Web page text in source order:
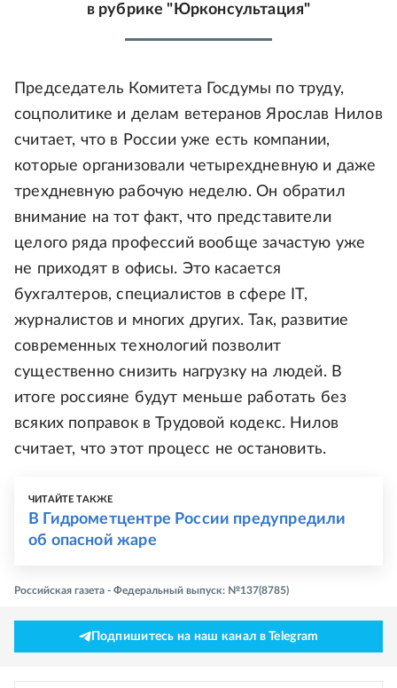
в рубрике "Юрконсультация"
Председатель Комитета Госдумы по труду,
соцполитике и делам ветеранов Ярослав Нилов
считает, что в России уже есть компании,
которые организовали четырехдневную и даже
трехдневную рабочую неделю. Он обратил
внимание на тот факт, что представители
целого ряда профессий вообще зачастую уже
не приходят в офисы. Это касается
бухгалтеров, специалистов в сфере IT,
журналистов и многих других. Так, развитие
современных технологий позволит
существенно снизить нагрузку на людей. В
итоге россияне будут меньше работать без
всяких поправок в Трудовой кодекс. Нилов
считает, что этот процесс не остановить.
ЧИТАЙТЕ ТАКЖЕ
В Гидрометцентре России предупредили
об опасной жаре
Российская газета - Федеральный выпуск: №137(8785)
Подпишитесь на наш канал в Telegram